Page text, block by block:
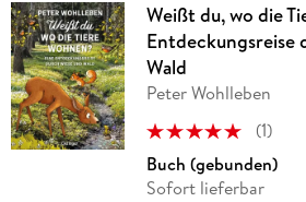
Weißt du, wo die
Entdeckungsreise
Wald
Peter Wohlleben
(1)
Buch (gebunden)
Sofort lieferbar